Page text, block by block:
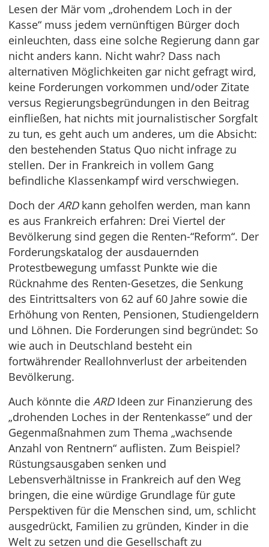
Lesen der Mär vom „drohendem Loch in der
Kasse“ muss jedem vernünftigen Bürger doch
einleuchten, dass eine solche Regierung dann gar
nicht anders kann. Nicht wahr? Dass nach
alternativen Möglichkeiten gar nicht gefragt wird,
keine Forderungen vorkommen und/oder Zitate
versus Regierungsbegründungen in den Beitrag
einfließen, hat nichts mit journalistischer Sorgfalt
zu tun, es geht auch um anderes, um die Absicht:
den bestehenden Status Quo nicht infrage zu
stellen. Der in Frankreich in vollem Gang
befindliche Klassenkampf wird verschwiegen.
Doch der ARDkann geholfen werden, man kann
es aus Frankreich erfahren: Drei Viertel der
Bevölkerung sind gegen die Renten-“Reform“. Der
Forderungskatalog der ausdauernden
Protestbewegung umfasst Punkte wie die
Rücknahme des Renten-Gesetzes, die Senkung
des Eintrittsalters von 62 auf 60 Jahre sowie die
Erhöhung von Renten, Pensionen, Studiengeldern
und Löhnen. Die Forderungen sind begründet: So
wie auch in Deutschland besteht ein
fortwährender Reallohnverlust der arbeitenden
Bevölkerung.
Auch könnte die ARDIdeen zur Finanzierung des
„drohenden Loches in der Rentenkasse“ und der
Gegenmaßnahmen zum Thema „wachsende
Anzahl von Rentnern“ auflisten. Zum Beispiel?
Rüstungsausgaben senken und
Lebensverhältnisse in Frankreich auf den Weg
bringen, die eine würdige Grundlage für gute
Perspektiven für die Menschen sind, um, schlicht
ausgedrückt, Familien zu gründen, Kinder in die
Welt zu setzen und die Gesellschaft zu